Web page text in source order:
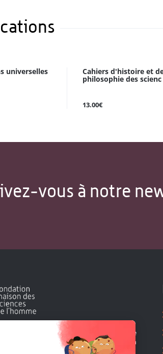
universelles Cahiers d'histoire et
philosophie des scienc
13.00€
vous à notre
la Fondation Maison Sciences de l'Homme
et la diffusion des connaissances en